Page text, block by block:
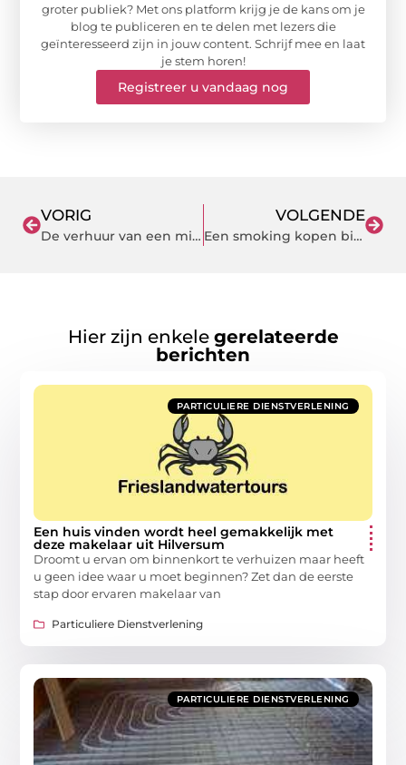
groter publiek? Met ons platform krijg je de kans om je
blog te publiceren en te delen met lezers die
geïnteresseerd zijn in jouw content. Schrijf mee en laat
je stem horen!
Registreer u vandaag nog
VORIG
De verhuur van een minikraan met overdruk van de hoogste kwaliteit
VOLGENDE
Een smoking kopen bij de beste winkel voor iedere bruidegom
Hier zijn enkele gerelateerde
berichten
PARTICULIERE DIENSTVERLENING
Een huis vinden wordt heel gemakkelijk met
deze makelaar uit Hilversum
Droomt u ervan om binnenkort te verhuizen maar heeft
u geen idee waar u moet beginnen? Zet dan de eerste
stap door ervaren makelaar van
Particuliere Dienstverlening
PARTICULIERE DIENSTVERLENING